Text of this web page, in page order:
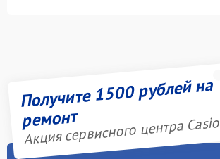
Получите 1500 рублей на
ремонт
Акция сервисного центра Casio